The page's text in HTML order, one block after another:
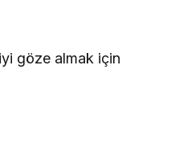
göze almak için